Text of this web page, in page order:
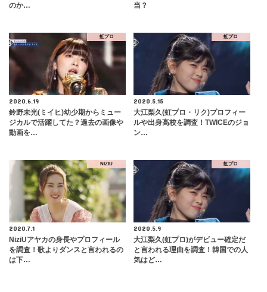
のか…
当？
虹プロ
2020.6.19
鈴野未光(ミイヒ)幼少期からミュー
ジカルで活躍してた？過去の画像や
動画を…
虹プロ
2020.5.15
大江梨久(虹プロ・リク)プロフィー
ルや出身高校を調査！TWICEのジョ
ン…
NIZIU
2020.7.1
NiziUアヤカの身長やプロフィール
を調査！歌よりダンスと言われるの
は下…
虹プロ
2020.5.9
大江梨久(虹プロ)がデビュー確定だ
と言われる理由を調査！韓国での人
気はど…